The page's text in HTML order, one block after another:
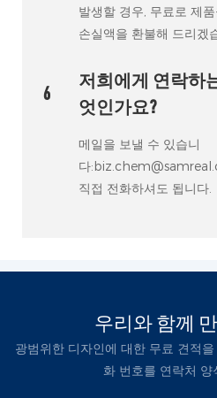
발생할 경우, 무료로 제
손실액을 환불해 드리겠
6
저희에게 연락하
엇인가요?
메일을 보낼 수 있습니
다
직접 전화하셔도 됩니다.
우리와 함께
광범위한 디자인에 대한 무료 견적
화 번호를 연락처 양